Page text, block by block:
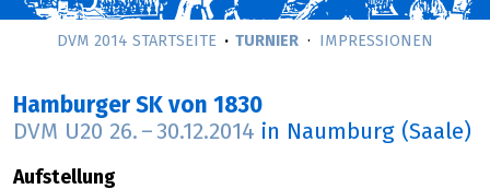
DVM 2014 STARTSEITE TURNIER IMPRESSIONEN
Hamburger SK von 1830
DVM U20 26. – 30.12.2014 in Naumburg (Saale)
Aufstellung